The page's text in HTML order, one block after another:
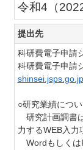
令和4（
提出先
科研費電子申請
科研費電子申請
○研究業績につ
研究計画調書
力するWEB入力
Wordもしくは